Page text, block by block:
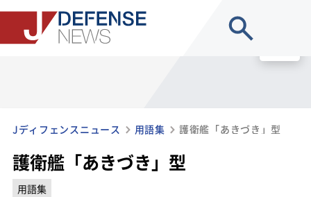
Jディフェンスニュース 用語集 護衛艦「あきづき」型
護衛艦「あきづき」型
用語集